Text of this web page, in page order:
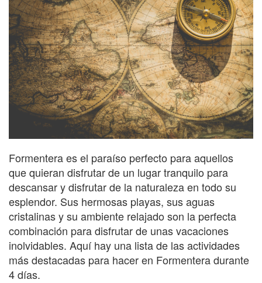
Formentera es el paraíso perfecto para aquellos
que quieran disfrutar de un lugar tranquilo para
descansar y disfrutar de la naturaleza en todo su
esplendor. Sus hermosas playas, sus aguas
cristalinas y su ambiente relajado son la perfecta
combinación para disfrutar de unas vacaciones
inolvidables. Aquí hay una lista de las actividades
más destacadas para hacer en Formentera durante
4 días.